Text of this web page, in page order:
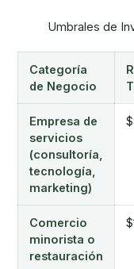
Umbrales de
Categoría
de Negocio
Empresa de
servicios
(consultoría,
tecnología,
marketing)
Comercio
minorista o
restauración